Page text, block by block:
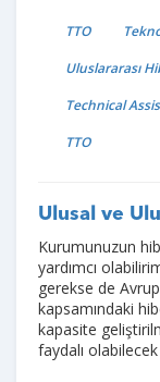
TTO
Uluslararası
Technical
TTO
Ulusal ve
Kurumunuzun
yardımcı
gerekse de
kapsamındaki
kapasite
faydalı